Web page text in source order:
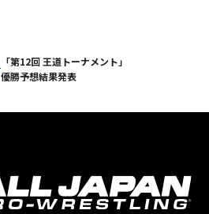
「第12回 王道トーナメント」
優勝予想結果発表